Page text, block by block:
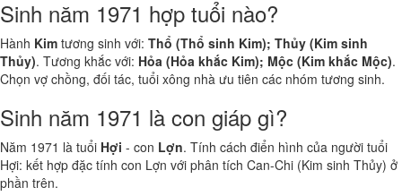
Sinh năm 1971 hợp tuổi nào?
Hành Kim tương sinh với: Thổ (Thổ sinh Kim); Thủy (Kim sinh
Thủy). Tương khắc với: Hỏa (Hỏa khắc Kim); Mộc (Kim khắc Mộc).
Chọn vợ chồng, đối tác, tuổi xông nhà ưu tiên các nhóm tương sinh.
Sinh năm 1971 là con giáp gì?
Năm 1971 là tuổi Hợi - con Lợn. Tính cách điển hình của người tuổi
Hợi: kết hợp đặc tính con Lợn với phân tích Can-Chi (Kim sinh Thủy) ở
phần trên.